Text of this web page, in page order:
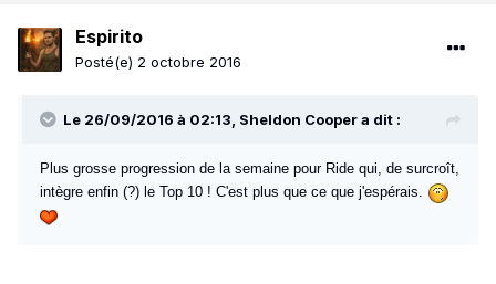
Espirito
Posté(e) 2 octobre 2016
Le 26/09/2016 à 02:13, Sheldon Cooper a dit :
Plus grosse progression de la semaine pour Ride qui, de surcroît,
intègre enfin (?) le Top 10 ! C'est plus que ce que j'espérais.